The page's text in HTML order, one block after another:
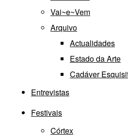
Vai~e~Vem
Arquivo
Actualidades
Estado da Arte
Cadáver
Entrevistas
Festivais
Córtex